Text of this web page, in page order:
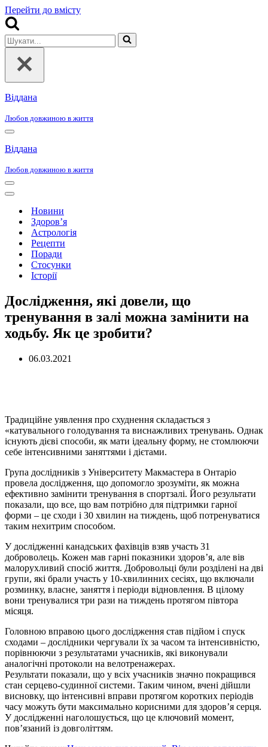
Перейти до вмісту
Шукати...
Віддана
Любов довжиною в життя
Меню
навігації
Віддана
Любов довжиною в життя
Меню
навігації
Меню
навігаціїНовини
Здоров’я
Астрологія
Рецепти
Поради
Стосунки
Історії
Дослідження, які довели, що
тренування в залі можна замінити на
ходьбу. Як це зробити?
06.03.2021
Традиційне уявлення про схуднення складається з
«катувального голодування та виснажливих тренувань. Однак
існують дієві способи, як мати ідеальну форму, не стомлюючи
себе інтенсивними заняттями і дієтами.
Група дослідників з Університету Макмастера в Онтаріо
провела дослідження, що допомогло зрозуміти, як можна
ефективно замінити тренування в спортзалі. Його результати
показали, що все, що вам потрібно для підтримки гарної
форми – це сходи і 30 хвилин на тиждень, щоб потренуватися
таким нехитрим способом.
У дослідженні канадських фахівців взяв участь 31
доброволець. Кожен мав гарні показники здоров’я, але вів
малорухливий спосіб життя. Добровольці були розділені на дві
групи, які брали участь у 10-хвилинних сесіях, що включали
розминку, власне, заняття і періоди відновлення. В цілому
вони тренувалися три рази на тиждень протягом півтора
місяця.
Головною вправою цього дослідження став підйом і спуск
сходами – дослідники чергували їх за часом та інтенсивністю,
порівнюючи з результатами учасників, які виконували
аналогічні протоколи на велотренажерах.
Результати показали, що у всіх учасників значно покращився
стан серцево-судинної системи. Таким чином, вчені дійшли
висновку, що інтенсивні вправи протягом коротких періодів
часу можуть бути максимально корисними для здоров’я серця.
У дослідженні наголошується, що це ключовий момент,
пов’язаний із довголіттям.